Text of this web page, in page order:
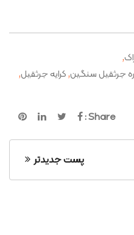
,
جرثقیل سنگین,کرایه جرثقیل,
Share :
پست جدیدتر